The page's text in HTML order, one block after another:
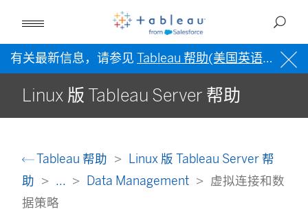
有关最新信息，请参见 Tableau 帮助(美国英语) 。
Linux 版 Tableau Server 帮助
Tableau 帮助
Linux 版 Tableau Server 帮
助
... Data Management
虚拟连接和数
据策略